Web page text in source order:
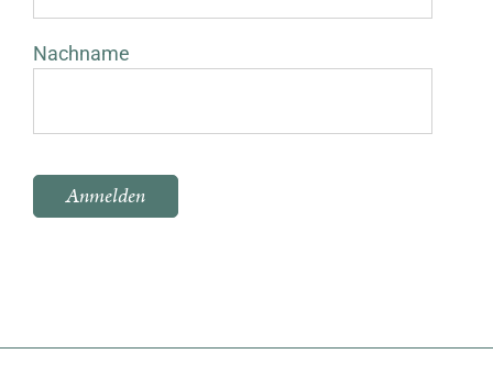
Nachname
Bitte lasse dieses Feld leer.